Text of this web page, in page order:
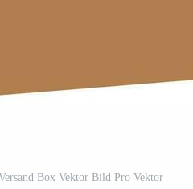
Box Vektor Bild Pro Vektor